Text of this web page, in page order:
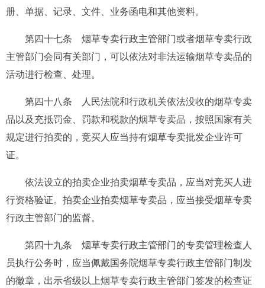
册、单据、记录、文件、业务函电和其他资料。
第四十七条 烟草专卖行政主管部门或者烟草专卖行政
主管部门会同有关部门，可以依法对非法运输烟草专卖品的
活动进行检查、处理。
第四十八条 人民法院和行政机关依法没收的烟草专卖
品以及充抵罚金、罚款和税款的烟草专卖品，按照国家有关
规定进行拍卖的，竞买人应当持有烟草专卖批发企业许可
证。
依法设立的拍卖企业拍卖烟草专卖品，应当对竞买人进
行资格验证。拍卖企业拍卖烟草专卖品，应当接受烟草专卖
行政主管部门的监督。
第四十九条 烟草专卖行政主管部门的专卖管理检查人
员执行公务时，应当佩戴国务院烟草专卖行政主管部门制发
的徽章，出示省级以上烟草专卖行政主管部门签发的检查证